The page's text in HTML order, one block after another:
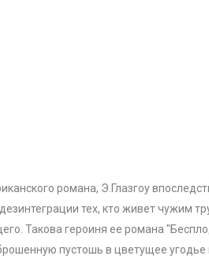
романа, Э.Глазгоу
тех, кто живет чужим
Такова героиня ее романа
пустошь в цветущее угодье